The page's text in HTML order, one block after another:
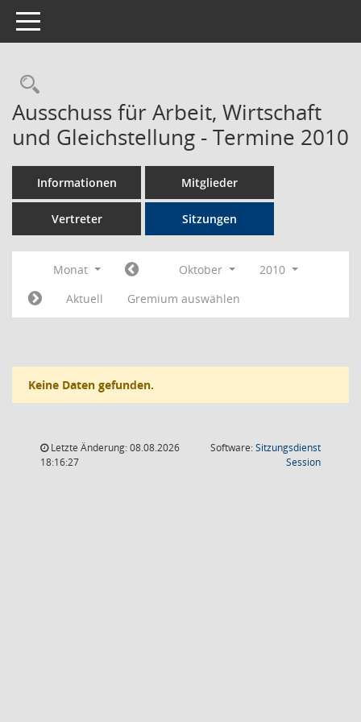
Toggle navigation
Rechercheauswahl
Ausschuss für Arbeit, Wirtschaft
und Gleichstellung - Termine 2010
Informationen Mitglieder
Vertreter Sitzungen
Monat Oktober
2010
Aktuell
Gremium auswählen
Keine Daten gefunden.
Letzte Änderung: 08.08.2026
18:16:27
Software:Sitzungsdienst
Session(Wird in